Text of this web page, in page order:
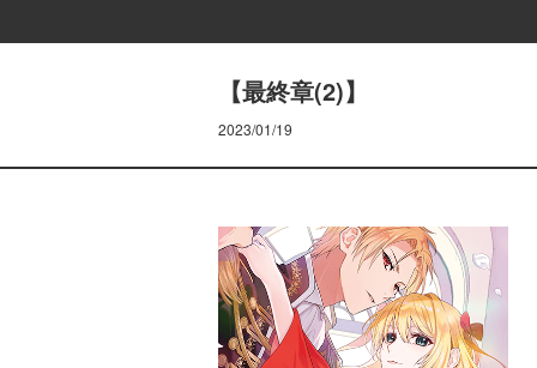
【最終章(2)】
2023/01/19